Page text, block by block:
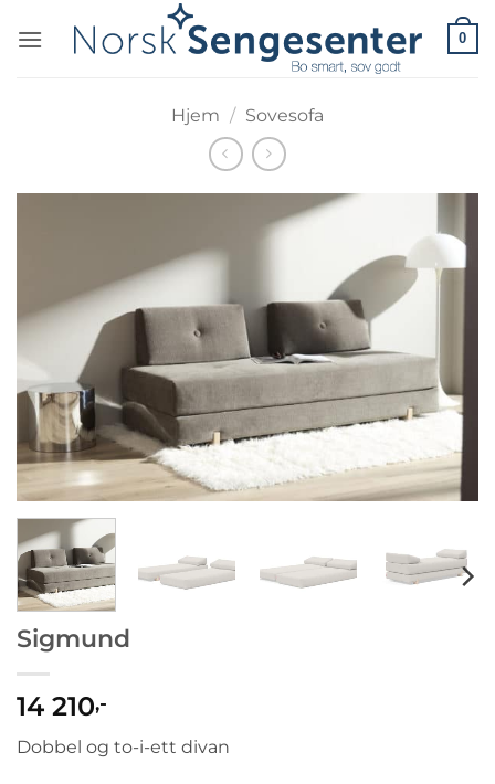
0
Hjem / Sovesofa
Sigmund
14 210,-
Dobbel og to-i-ett divan